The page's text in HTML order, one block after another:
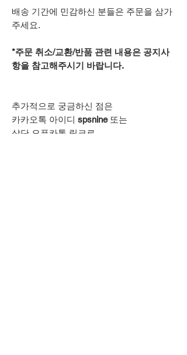
배송 기간에 민감하신 분들은 주문을 삼가
주세요.
*주문 취소/교환/반품 관련 내용은 공지사
항을 참고해주시기 바랍니다.
추가적으로 궁금하신 점은
카카오톡 아이디 spsnine또는
상단 오픈카톡 링크로